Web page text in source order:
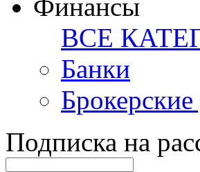
Финансы
ВСЕ
Банки
Брокерские
Подписка на